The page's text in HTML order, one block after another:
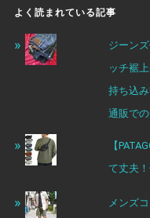
よく読まれている記事
ジーン
ッチ裾
持ち込み
通販で
【
て丈夫
メンズ